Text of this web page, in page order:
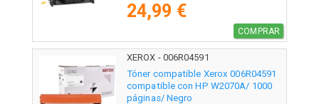
24,99 €
COMPRAR
XEROX - 006R04591
Tóner compatible Xerox 006R04591
compatible con HP W2070A/ 1000
páginas/ Negro